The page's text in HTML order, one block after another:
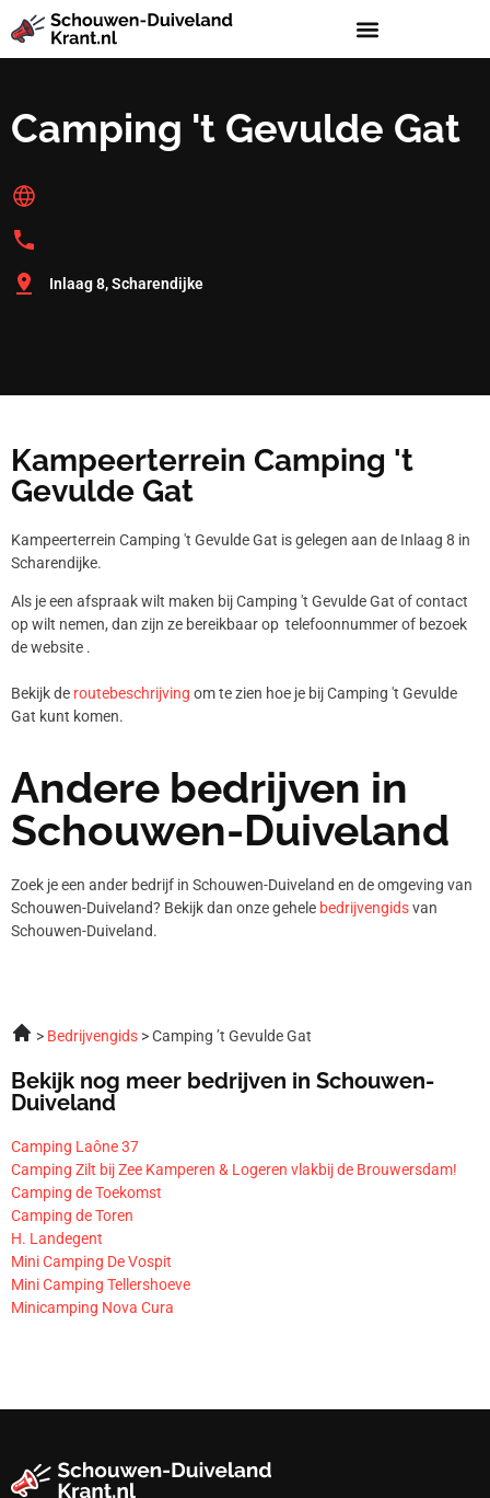
Camping 't Gevulde Gat
Inlaag 8, Scharendijke
Kampeerterrein Camping 't
Gevulde Gat
Kampeerterrein Camping 't Gevulde Gat is gelegen aan de Inlaag 8 in
Scharendijke.
Als je een afspraak wilt maken bij Camping 't Gevulde Gat of contact
op wilt nemen, dan zijn ze bereikbaar op telefoonnummerof bezoek
de website .
Bekijk de routebeschrijving om te zien hoe je bij Camping 't Gevulde
Gat kunt komen.
Andere bedrijven in
Schouwen-Duiveland
Zoek je een ander bedrijf in Schouwen-Duiveland en de omgeving van
Schouwen-Duiveland? Bekijk dan onze gehele bedrijvengidsvan
Schouwen-Duiveland.
Bedrijvengids Camping ’t Gevulde Gat
Bekijk nog meer bedrijven in Schouwen-
Duiveland
Camping Laône 37
Camping Zilt bij Zee Kamperen & Logeren vlakbij de Brouwersdam!
Camping de Toekomst
Camping de Toren
H. Landegent
Mini Camping De Vospit
Mini Camping Tellershoeve
Minicamping Nova Cura